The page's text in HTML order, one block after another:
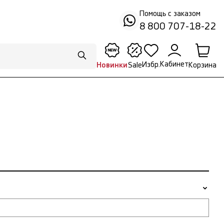
Помощь с заказом
8 800 707-18-22
НовинкиSale Избр. Кабинет Корзина